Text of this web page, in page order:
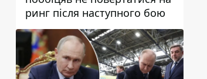
ринг після наступного бою